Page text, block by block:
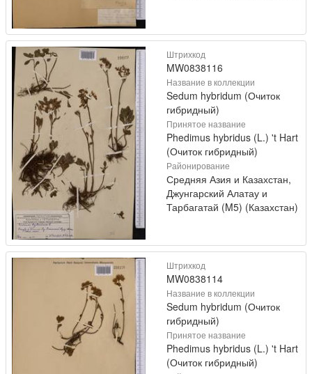
Штрихкод
MW0838116
Название в коллекции
Sedum hybridum (Очиток
гибридный)
Принятое название
Phedimus hybridus (L.) 't Hart
(Очиток гибридный)
Районирование
Средняя Азия и Казахстан,
Джунгарский Алатау и
Тарбагатай (M5) (Казахстан)
Штрихкод
MW0838114
Название в коллекции
Sedum hybridum (Очиток
гибридный)
Принятое название
Phedimus hybridus (L.) 't Hart
(Очиток гибридный)